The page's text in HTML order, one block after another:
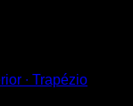
∙ Trapézio